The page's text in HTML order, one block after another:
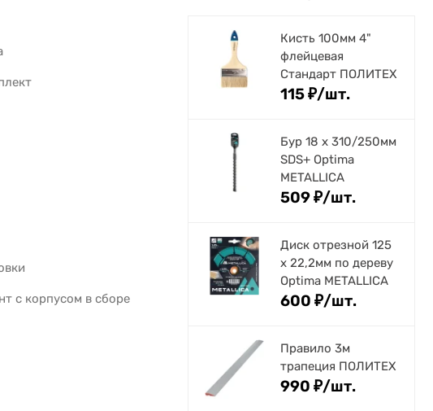
с корпусом в сборе
Кисть 100мм 4"
флейцевая
Стандарт ПОЛИТЕХ
115₽/шт.
Бур 18 х 310/250мм
SDS+ Optima
METALLICA
509₽/шт.
Диск отрезной 125
x 22,2мм по дереву
Optima METALLICA
600 ₽/шт.
Правило 3м
трапеция ПОЛИТЕХ
990 ₽/шт.